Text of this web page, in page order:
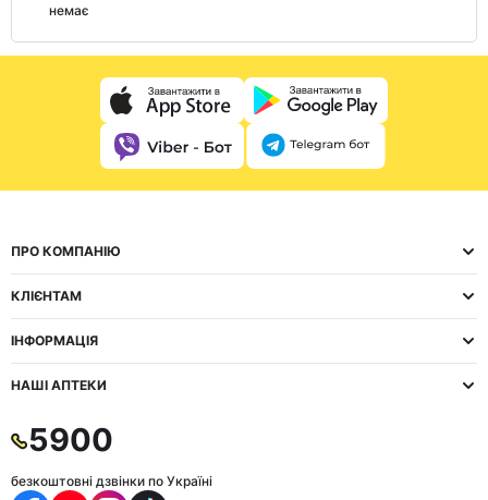
немає
ПРО КОМПАНІЮ
КЛІЄНТАМ
ІНФОРМАЦІЯ
НАШІ АПТЕКИ
5900
безкоштовні дзвінки по Україні